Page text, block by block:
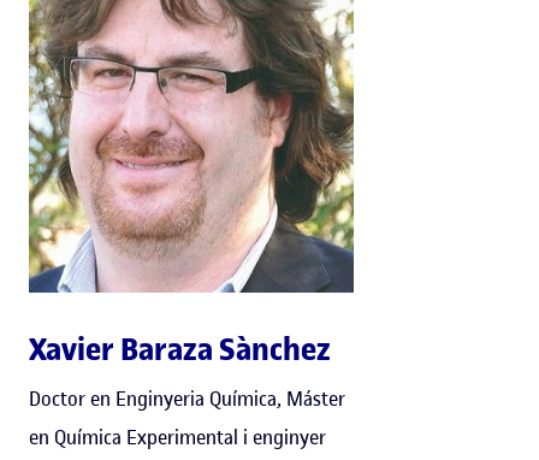
Xavier Baraza Sànchez
Doctor en Enginyeria Química, Máster
en Química Experimental i enginyer